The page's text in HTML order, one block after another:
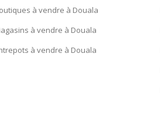
à vendre à Douala
à vendre à Douala
à vendre à Douala